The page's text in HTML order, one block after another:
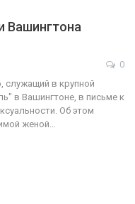
Вашингтона
0
служащий в крупной
в Вашингтоне, в письме к
Об этом
женой…